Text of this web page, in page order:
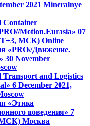
2021 Mineralnye
Container
Motion.Eurasia» 07
МСК) Online
«PRO//Движение.
30 November
Transport and Logistics
6 December 2021,
«Этика
поведения» 7
МСК) Москва